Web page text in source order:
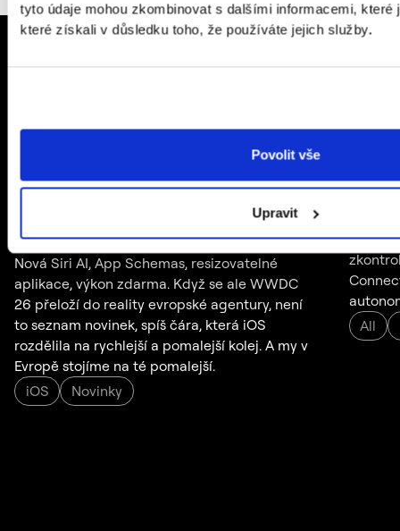
tyto údaje mohou zkombinovat s dalšími informacemi, které
které získali v důsledku toho, že používáte jejich služby.
Povolit vše
Upravit
Dozvuky WWDC 26: Apple rozdělil
6.8.2026/RadekDoležal
Nová Siri AI, App Schemas, resizovatelné
aplikace, výkon zdarma. Když se ale WWDC
26 přeloží do reality evropské agentury, není
to seznam novinek, spíš čára, která iOS
rozdělila na rychlejší a pomalejší kolej. A my v
Evropě stojíme na té pomalejší.
iOS
Novinky
App
Co
All